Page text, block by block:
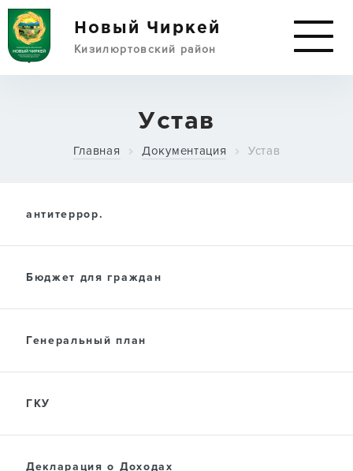
Новый Чиркей
Кизилюртовский район
АДМИНИСТРАЦИЯ
Устав
Главная Документация Устав
антитеррор.
Бюджет для граждан
Генеральный план
ГКУ
Декларация о Доходах